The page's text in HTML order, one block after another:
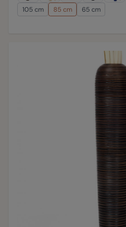
105 cm 85 cm 65 cm